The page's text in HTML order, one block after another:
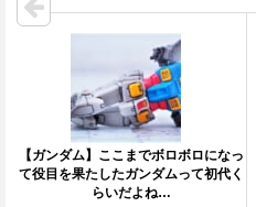
【ガンダム】ここまでボロボロになっ
て役目を果たしたガンダムって初代く
らいだよね…